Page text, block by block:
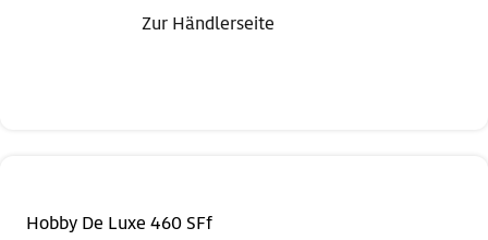
Zur Händlerseite
Hobby De Luxe 460 SFf